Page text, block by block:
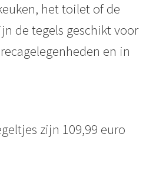
het toilet of de
de tegels geschikt voor
en in
zijn 109,99 euro